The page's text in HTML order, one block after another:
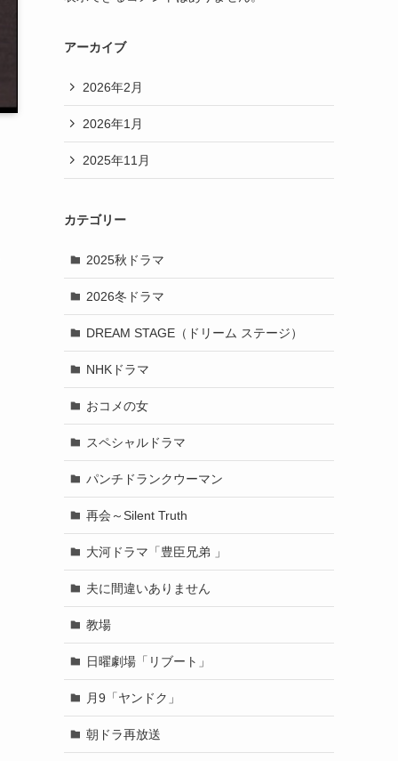
アーカイブ
2026年2月
2026年1月
2025年11月
カテゴリー
2025秋ドラマ
2026冬ドラマ
DREAM STAGE（ドリーム ステージ）
NHKドラマ
おコメの女
スペシャルドラマ
パンチドランクウーマン
再会～Silent Truth
大河ドラマ「豊臣兄弟 」
夫に間違いありません
教場
日曜劇場「リブート」
月9「ヤンドク」
朝ドラ再放送